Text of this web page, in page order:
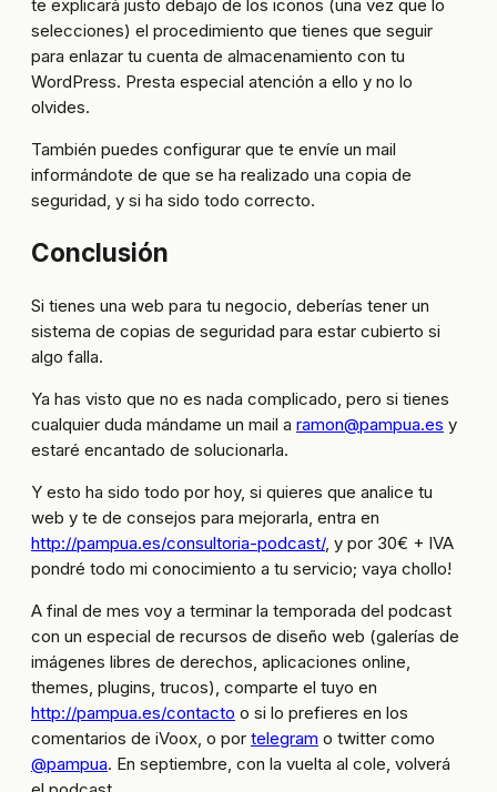
te explicará justo debajo de los iconos (una vez que lo
selecciones) el procedimiento que tienes que seguir
para enlazar tu cuenta de almacenamiento con tu
WordPress. Presta especial atención a ello y no lo
olvides.
También puedes configurar que te envíe un mail
informándote de que se ha realizado una copia de
seguridad, y si ha sido todo correcto.
Conclusión
Si tienes una web para tu negocio, deberías tener un
sistema de copias de seguridad para estar cubierto si
algo falla.
Ya has visto que no es nada complicado, pero si tienes
cualquier duda mándame un mail a ramon@pampua.es y
estaré encantado de solucionarla.
Y esto ha sido todo por hoy, si quieres que analice tu
web y te de consejos para mejorarla, entra en
http://pampua.es/consultoria-podcast/, y por 30€ + IVA
pondré todo mi conocimiento a tu servicio; vaya chollo!
A final de mes voy a terminar la temporada del podcast
con un especial de recursos de diseño web (galerías de
imágenes libres de derechos, aplicaciones online,
themes, plugins, trucos), comparte el tuyo en
http://pampua.es/contacto o si lo prefieres en los
comentarios de iVoox, o por telegram o twitter como
@pampua. En septiembre, con la vuelta al cole, volverá